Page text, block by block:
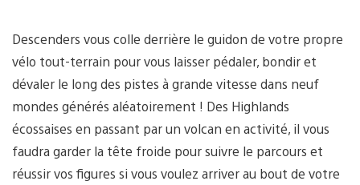
Descenders vous colle derrière le guidon de votre propre
vélo tout-terrain pour vous laisser pédaler, bondir et
dévaler le long des pistes à grande vitesse dans neuf
mondes générés aléatoirement ! Des Highlands
écossaises en passant par un volcan en activité, il vous
faudra garder la tête froide pour suivre le parcours et
réussir vos figures si vous voulez arriver au bout de votre